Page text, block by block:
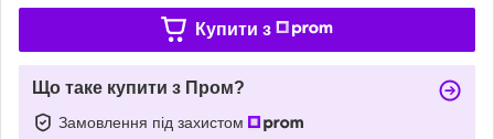
Купити з
Що таке купити з Пром?
Замовлення під захистом